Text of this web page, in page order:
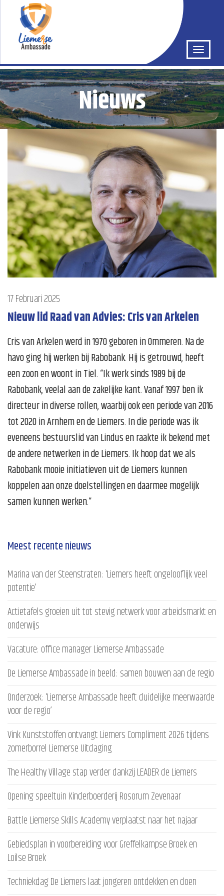
Nieuws
17 Februari 2025
Nieuw lid Raad van Advies: Cris van Arkelen
Cris van Arkelen werd in 1970 geboren in Ommeren. Na de
havo ging hij werken bij Rabobank. Hij is getrouwd, heeft
een zoon en woont in Tiel. “Ik werk sinds 1989 bij de
Rabobank, veelal aan de zakelijke kant. Vanaf 1997 ben ik
directeur in diverse rollen, waarbij ook een periode van 2016
tot 2020 in Arnhem en de Liemers. In die periode was ik
eveneens bestuurslid van Lindus en raakte ik bekend met
de andere netwerken in de Liemers. Ik hoop dat we als
Rabobank mooie initiatieven uit de Liemers kunnen
koppelen aan onze doelstellingen en daarmee mogelijk
samen kunnen werken.”
Meest recente nieuws
Marina van der Steenstraten: ‘Liemers heeft ongelooflijk veel
potentie’
Actietafels groeien uit tot stevig netwerk voor arbeidsmarkt en
onderwijs
Vacature: office manager Liemerse Ambassade
De Liemerse Ambassade in beeld: samen bouwen aan de regio
Onderzoek: ‘Liemerse Ambassade heeft duidelijke meerwaarde
voor de regio’
Vink Kunststoffen ontvangt Liemers Compliment 2026 tijdens
zomerborrel Liemerse Uitdaging
The Healthy Village stap verder dankzij LEADER de Liemers
Opening speeltuin Kinderboerderij Rosorum Zevenaar
Battle Liemerse Skills Academy verplaatst naar het najaar
Gebiedsplan in voorbereiding voor Greffelkampse Broek en
Loilse Broek
Techniekdag De Liemers laat jongeren ontdekken en doen